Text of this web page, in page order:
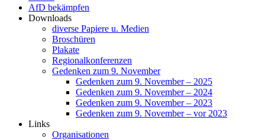
AfD bekämpfen
Downloads
diverse Papiere u. Medien
Broschüren
Plakate
Regionalkonferenzen
Gedenken zum 9. November
Gedenken zum 9. November – 2025
Gedenken zum 9. November – 2024
Gedenken zum 9. November – 2023
Gedenken zum 9. November – vor 2023
Links
Organisationen